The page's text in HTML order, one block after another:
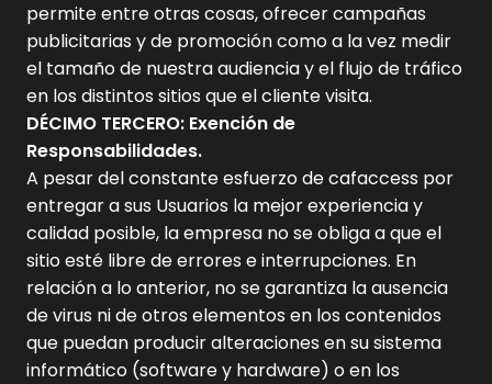
permite entre otras cosas, ofrecer campañas
publicitarias y de promoción como a la vez medir
el tamaño de nuestra audiencia y el flujo de tráfico
en los distintos sitios que el cliente visita.
DÉCIMO TERCERO: Exención de
Responsabilidades.
A pesar del constante esfuerzo de cafaccess por
entregar a sus Usuarios la mejor experiencia y
calidad posible, la empresa no se obliga a que el
sitio esté libre de errores e interrupciones. En
relación a lo anterior, no se garantiza la ausencia
de virus ni de otros elementos en los contenidos
que puedan producir alteraciones en su sistema
informático (software y hardware) o en los